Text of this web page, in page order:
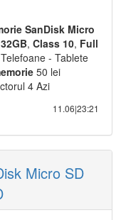
SanDisk Micro
32GB, Class 10, Full
- Tablete
50 lei
4 Azi
11.06|23:21
Micro SD